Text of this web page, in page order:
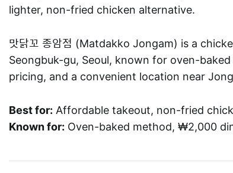
lighter, non-fried chicken alternative.
맛닭꼬 종암점 (Matdakko Jongam) is a
Seongbuk-gu, Seoul, known for oven-
pricing, and a convenient location near
Best for: Affordable takeout, non-fried
Known for: Oven-baked method, ₩2,000